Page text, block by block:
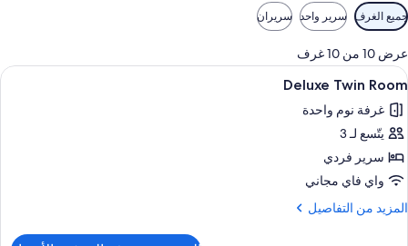
عوامل
التصفية
المتاحة
للغرف
جميع الغرف سرير واحد سريران
عرض 10 من 10 غرف
استعراض
جميع
صور
Deluxe
Twin
Room
أغطية فراش متميزة وميني بار وخزنة
8
Deluxe Twin Room
غرفة نوم واحدة
يتّسع لـ 3
سرير فردي
واي فاي مجاني
المزيد من التفاصيل
المزيد